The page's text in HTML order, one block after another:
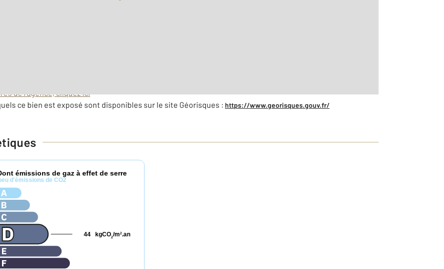
de l'agence, cliquez ici
ce bien est exposé sont disponibles sur le site Géorisques : https://www.georisques.gouv.fr/
émissions de gaz à effet de serre
d'émissions de CO2
kgCO2/m2.an
44